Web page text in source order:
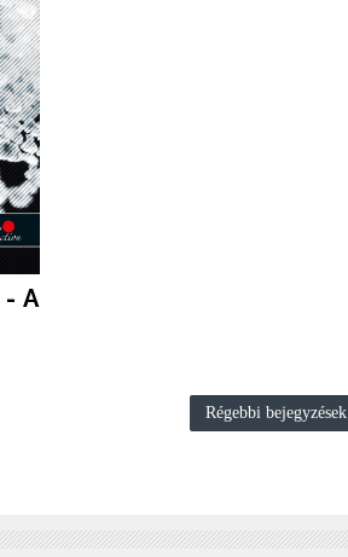
A
Régebbi bejegyzések